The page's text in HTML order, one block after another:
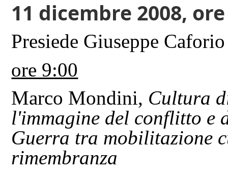
11 dicembre 2008,
Presiede Giuseppe Caforio
ore 9:00
Marco Mondini, Cultura
l'immagine del conflitto e
Guerra tra mobilitazione
rimembranza